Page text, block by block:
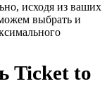
исходя из ваших
выбрать и
Ticket to